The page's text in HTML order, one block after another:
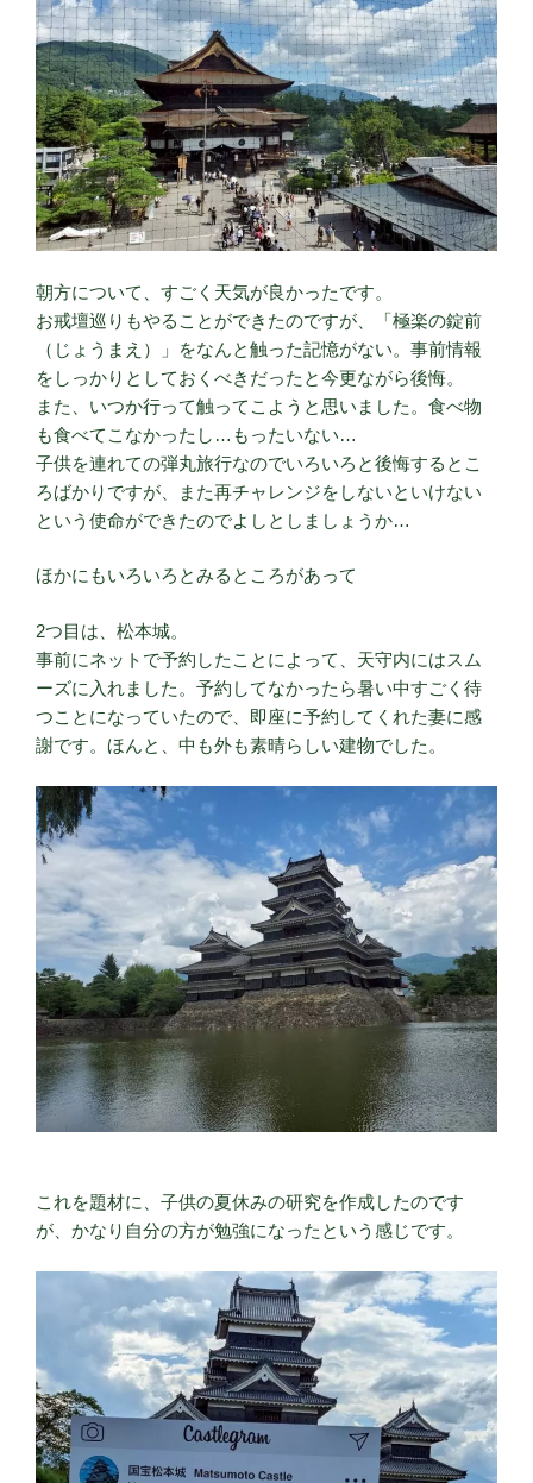
朝方について、すごく天気が良かったです。
お戒壇巡りもやることができたのですが、「極楽の錠前
（じょうまえ）」をなんと触った記憶がない。事前情報
をしっかりとしておくべきだったと今更ながら後悔。
また、いつか行って触ってこようと思いました。食べ物
も食べてこなかったし…もったいない…
子供を連れての弾丸旅行なのでいろいろと後悔するとこ
ろばかりですが、また再チャレンジをしないといけない
という使命ができたのでよしとしましょうか…
ほかにもいろいろとみるところがあって
2つ目は、松本城。
事前にネットで予約したことによって、天守内にはスム
ーズに入れました。予約してなかったら暑い中すごく待
つことになっていたので、即座に予約してくれた妻に感
謝です。ほんと、中も外も素晴らしい建物でした。
これを題材に、子供の夏休みの研究を作成したのです
が、かなり自分の方が勉強になったという感じです。